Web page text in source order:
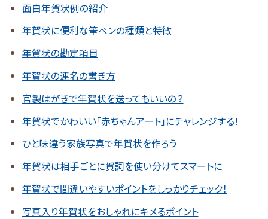
面白年賀状例の紹介
年賀状に便利な筆ペンの種類と特徴
年賀状の勘定項目
年賀状の連名の書き方
官製はがきで年賀状を送ってもいいの？
年賀状でかわいい「赤ちゃんアート」にチャレンジする！
ひと味違う家族写真で年賀状を作ろう
年賀状は相手ごとに賀詞を使い分けてスマートに
年賀状で間違いやすいポイントをしっかりチェック！
写真入り年賀状をおしゃれにキメるポイント